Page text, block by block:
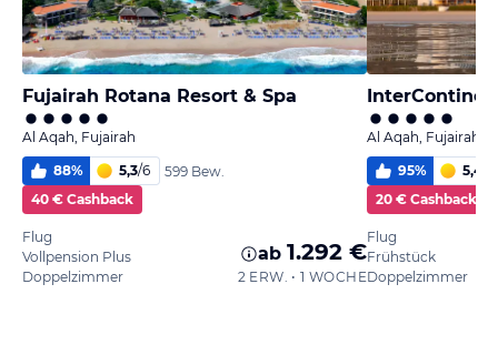
Fujairah Rotana Resort & Spa
Al Aqah, Fujairah
88% 5,3/6
599 Bew.
40 € Cashback
Flug
Vollpension Plus
Doppelzimmer
ab 1.292 €
2 ERW. • 1 WOCHE
Al Aqah, Fujairah
95% 5,4
20 € Cashback
Flug
Frühstück
Doppelzimmer